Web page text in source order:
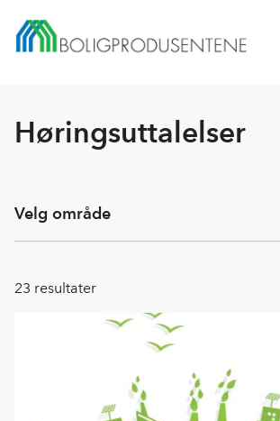
Høringsuttalelser
Velg område
23 resultater